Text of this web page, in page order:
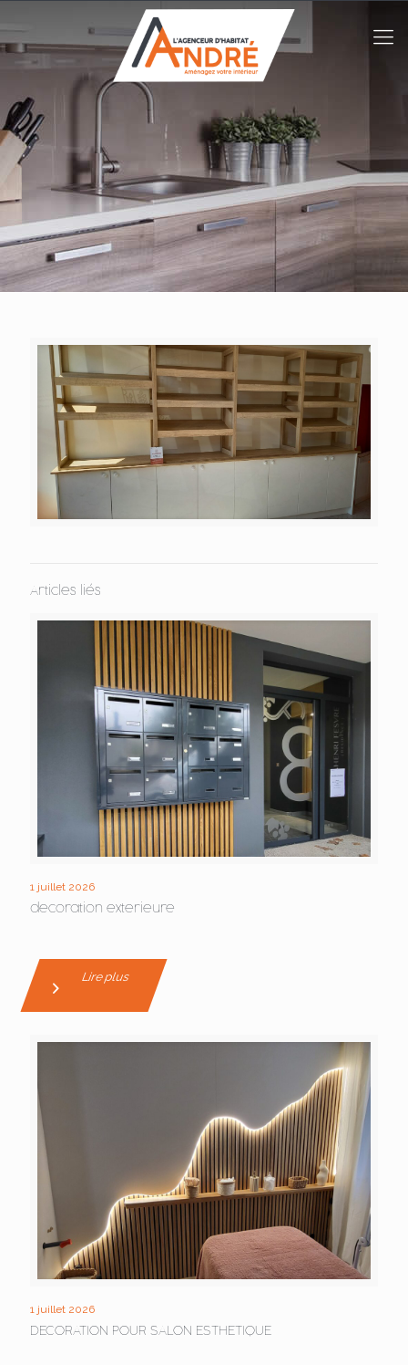
Articles liés
1 juillet 2026
decoration exterieure
Lire plus
1 juillet 2026
DECORATION POUR SALON ESTHETIQUE